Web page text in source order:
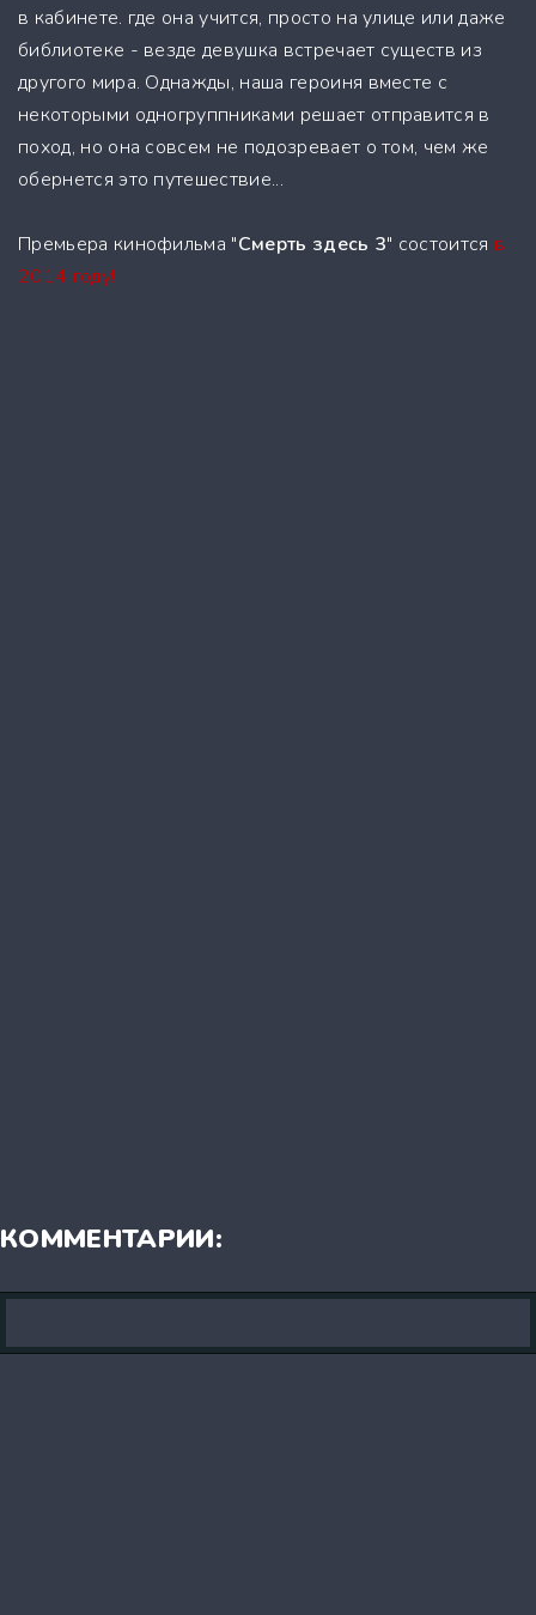
в кабинете. где она учится, просто на улице или даже
библиотеке - везде девушка встречает существ из
другого мира. Однажды, наша героиня вместе с
некоторыми одногруппниками решает отправится в
поход, но она совсем не подозревает о том, чем же
обернется это путешествие...
Премьера кинофильма "Смерть здесь 3" состоится в
2014 году!
КОММЕНТАРИИ: